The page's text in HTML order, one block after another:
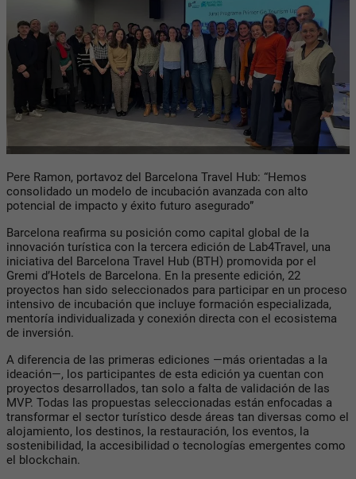
Pere Ramon, portavoz del Barcelona Travel Hub: “Hemos
consolidado un modelo de incubación avanzada con alto
potencial de impacto y éxito futuro asegurado”
Barcelona reafirma su posición como capital global de la
innovación turística con la tercera edición de Lab4Travel, una
iniciativa del Barcelona Travel Hub (BTH) promovida por el
Gremi d’Hotels de Barcelona. En la presente edición, 22
proyectos han sido seleccionados para participar en un proceso
intensivo de incubación que incluye formación especializada,
mentoría individualizada y conexión directa con el ecosistema
de inversión.
A diferencia de las primeras ediciones —más orientadas a la
ideación—, los participantes de esta edición ya cuentan con
proyectos desarrollados, tan solo a falta de validación de las
MVP. Todas las propuestas seleccionadas están enfocadas a
transformar el sector turístico desde áreas tan diversas como el
alojamiento, los destinos, la restauración, los eventos, la
sostenibilidad, la accesibilidad o tecnologías emergentes como
el blockchain.